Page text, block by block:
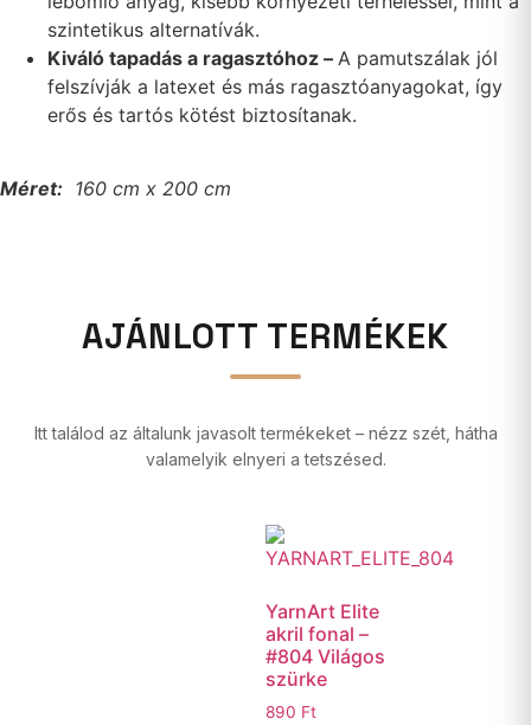
szintetikus alternatívák.
Kiváló tapadás a ragasztóhoz – A pamutszálak jól
felszívják a latexet és más ragasztóanyagokat, így
erős és tartós kötést biztosítanak.
Méret: 160 cm x 200 cm
AJÁNLOTT TERMÉKEK
Itt találod az általunk javasolt termékeket – nézz szét, hátha
valamelyik elnyeri a tetszésed.
YarnArt Elite
akril fonal –
#804 Világos
szürke
890 Ft